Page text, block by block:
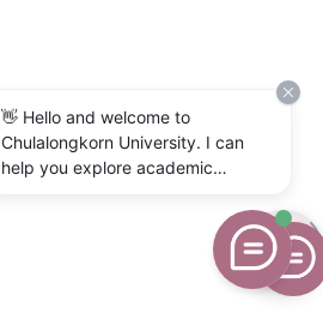
👋 Hello and welcome to
Chulalongkorn University. I can
help you explore academic